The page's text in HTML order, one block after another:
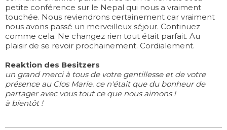
petite conférence sur le Nepal qui nous a vraiment
touchée. Nous reviendrons certainement car vraiment
nous avons passé un merveilleux séjour. Continuez
comme cela. Ne changez rien tout était parfait. Au
plaisir de se revoir prochainement. Cordialement.
Reaktion des Besitzers
un grand merci à tous de votre gentillesse et de votre
présence au Clos Marie. ce n'était que du bonheur de
partager avec vous tout ce que nous aimons !
à bientôt !